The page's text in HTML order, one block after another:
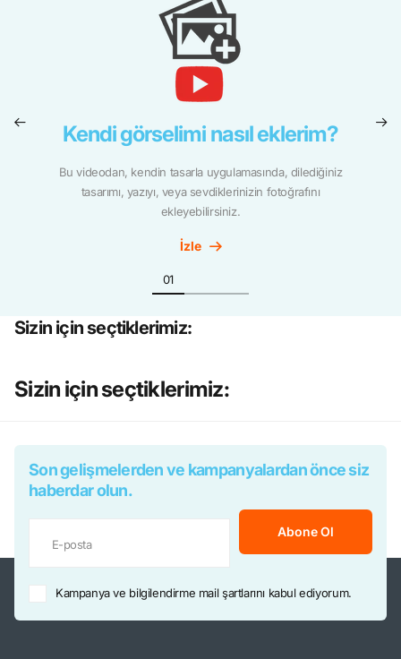
Kendi görselimi nasıl eklerim?
Bu videodan, kendin tasarla uygulamasında, dilediğiniz
tasarımı, yazıyı, veya sevdiklerinizin fotoğrafını
ekleyebilirsiniz.
İzle
Sizin için seçtiklerimiz:
Sizin için seçtiklerimiz:
Son gelişmelerden ve kampanyalardan önce siz
haberdar olun.
Abone Ol
Kampanya ve bilgilendirme mail şartlarını kabul ediyorum.